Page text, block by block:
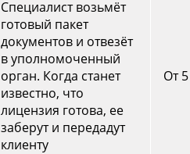
Специалист возьмёт
готовый пакет
документов и отвезёт
в уполномоченный
орган. Когда станет
известно, что
лицензия готова, ее
заберут и передадут
клиенту
От